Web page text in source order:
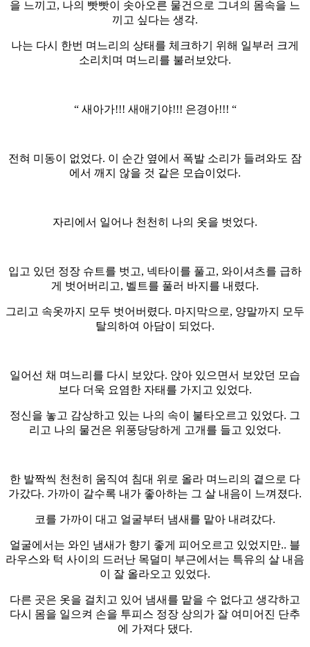
을 느끼고, 나의 빳빳이 솟아오른 물건으로 그녀의 몸속을 느
끼고 싶다는 생각.
나는 다시 한번 며느리의 상태를 체크하기 위해 일부러 크게
소리치며 며느리를 불러보았다.
“ 새아가!!! 새애기야!!! 은경아!!! “
전혀 미동이 없었다. 이 순간 옆에서 폭발 소리가 들려와도 잠
에서 깨지 않을 것 같은 모습이었다.
자리에서 일어나 천천히 나의 옷을 벗었다.
입고 있던 정장 슈트를 벗고, 넥타이를 풀고, 와이셔츠를 급하
게 벗어버리고, 벨트를 풀러 바지를 내렸다.
그리고 속옷까지 모두 벗어버렸다. 마지막으로, 양말까지 모두
탈의하여 아담이 되었다.
일어선 채 며느리를 다시 보았다. 앉아 있으면서 보았던 모습
보다 더욱 요염한 자태를 가지고 있었다.
정신을 놓고 감상하고 있는 나의 속이 불타오르고 있었다. 그
리고 나의 물건은 위풍당당하게 고개를 들고 있었다.
한 발짝씩 천천히 움직여 침대 위로 올라 며느리의 곁으로 다
가갔다. 가까이 갈수록 내가 좋아하는 그 살 내음이 느껴졌다.
코를 가까이 대고 얼굴부터 냄새를 맡아 내려갔다.
얼굴에서는 와인 냄새가 향기 좋게 피어오르고 있었지만.. 블
라우스와 턱 사이의 드러난 목덜미 부근에서는 특유의 살 내음
이 잘 올라오고 있었다.
다른 곳은 옷을 걸치고 있어 냄새를 맡을 수 없다고 생각하고
다시 몸을 일으켜 손을 투피스 정장 상의가 잘 여미어진 단추
에 가져다 댔다.